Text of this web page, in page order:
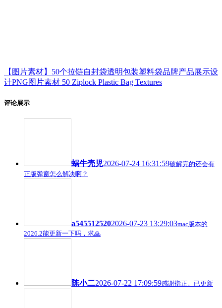
【图片素材】50个拉链自封袋透明包装塑料袋品牌产品展示设
计PNG图片素材 50 Ziplock Plastic Bag Textures
评论展示
蜗牛壳児2026-07-24 16:31:59破解完的还会有
正版弹窗怎么解决啊？
a5455125202026-07-23 13:29:03mac版本的
2026.2能更新一下吗，求🙏
陈小二2026-07-22 17:09:59感谢指正。已更新